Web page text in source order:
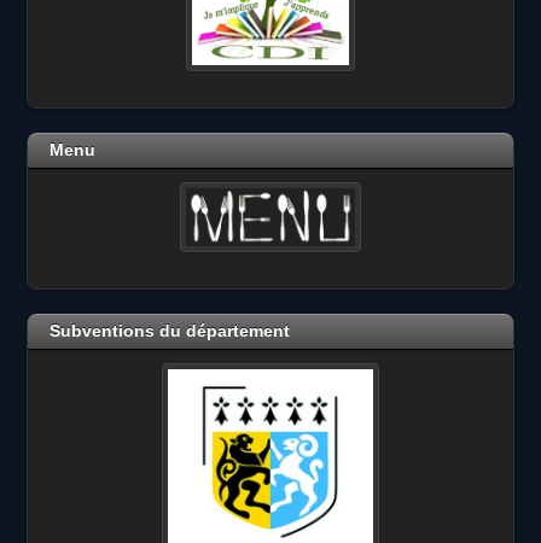
Menu
Subventions du département